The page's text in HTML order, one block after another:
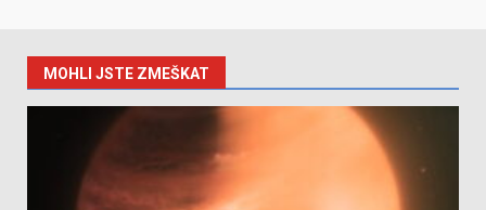
MOHLI JSTE ZMEŠKAT